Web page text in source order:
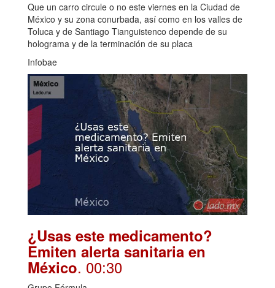
Que un carro circule o no este viernes en la Ciudad de
México y su zona conurbada, así como en los valles de
Toluca y de Santiago Tianguistenco depende de su
holograma y de la terminación de su placa
Infobae
¿Usas este medicamento?
Emiten alerta sanitaria en
México. 00:30